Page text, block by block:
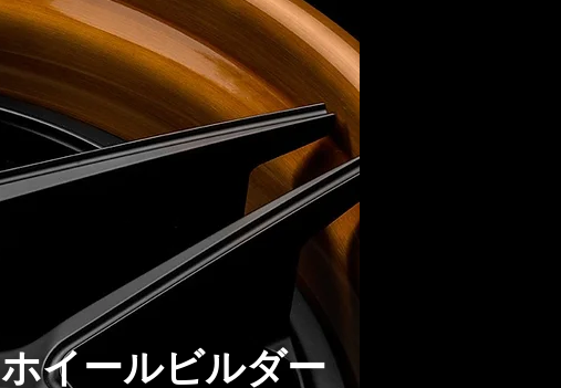
ホイールビルダー